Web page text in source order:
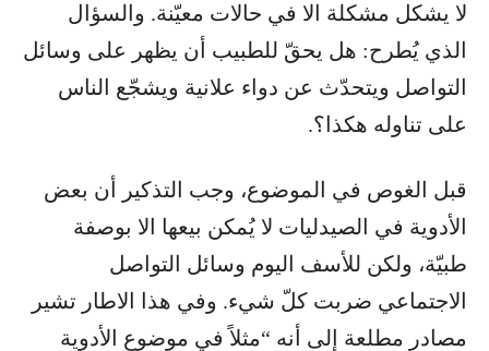
لا يشكل مشكلة الا في حالات معيّنة. والسؤال
الذي يُطرح: هل يحقّ للطبيب أن يظهر على وسائل
التواصل ويتحدّث عن دواء علانية ويشجّع الناس
على تناوله هكذا؟.
قبل الغوص في الموضوع، وجب التذكير أن بعض ​
الأدوية​ في الصيدليات لا يُمكن بيعها الا بوصفة
طبيّة، ولكن للأسف اليوم وسائل التواصل
الاجتماعي ضربت كلّ شيء. وفي هذا الاطار تشير
مصادر مطلعة إلى أنه “مثلاً في موضوع الأدوية